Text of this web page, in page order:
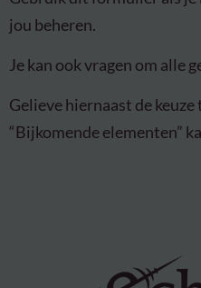
jou beheren.
Je kan ook vragen om alle
Gelieve hiernaast de
“Bijkomende elementen”